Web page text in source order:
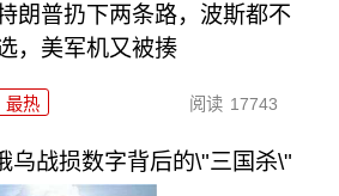
朗普扔下两条路，波斯都不
，美军机又被揍
最热 阅读 17743
乌战损数字背后的\"三国杀\"